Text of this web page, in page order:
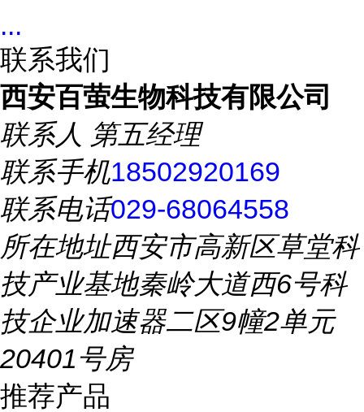
...
联系我们
西安百萤生物科技有限公司
联系人 第五经理
联系手机18502920169
联系电话029-68064558
所在地址西安市高新区草堂科
技产业基地秦岭大道西6号科
技企业加速器二区9幢2单元
20401号房
推荐产品